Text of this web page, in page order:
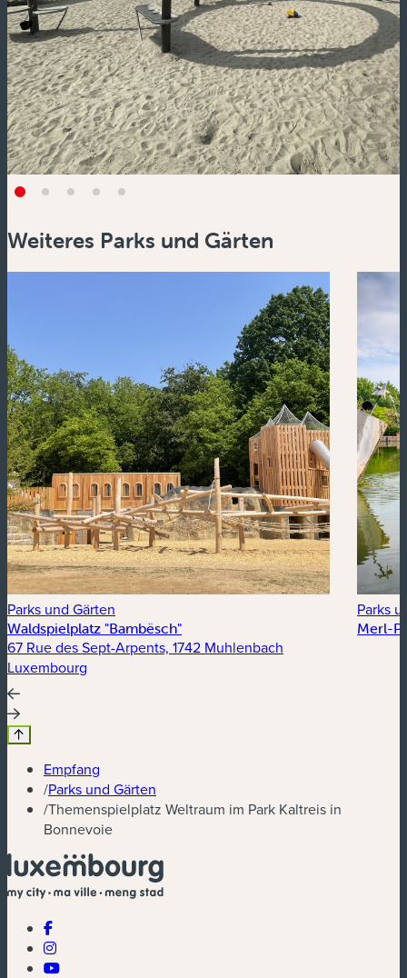
Weiteres Parks und Gärten
Parks und Gärten
Waldspielplatz "Bambësch"
67 Rue des Sept-Arpents, 1742 Muhlenbach
Luxembourg
Parks
Merl-
Empfang
/Parks und Gärten
/Themenspielplatz Weltraum im Park Kaltreis in
Bonnevoie